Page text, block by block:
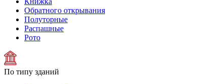
Обратного открывания
Полуторные
Распашные
Рото
По типу зданий